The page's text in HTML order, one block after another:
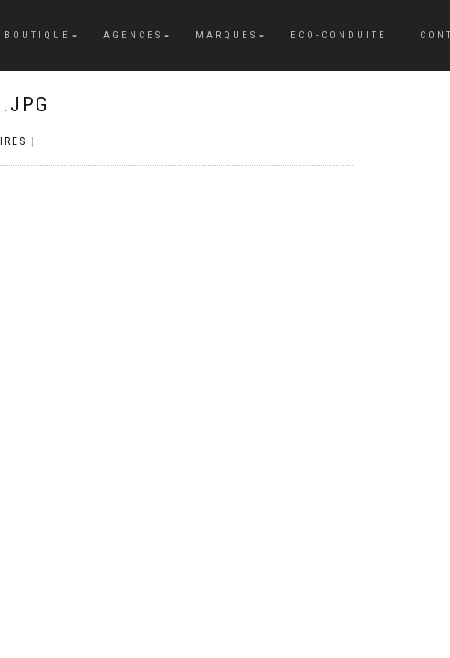
BOUTIQUE AGENCES MARQUES ECO-CONDUITE